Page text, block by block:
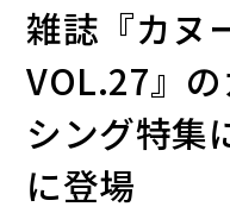
雑誌『カヌ
VOL.27』
シング特集
に登場